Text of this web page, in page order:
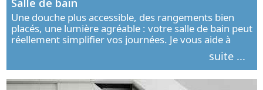
Une douche plus accessible, des rangements bien
placés, une lumière agréable : votre salle de bain peut
réellement simplifier vos journées. Je vous aide à
concevoir un espace élégant, confortable et adapté à
suite ...